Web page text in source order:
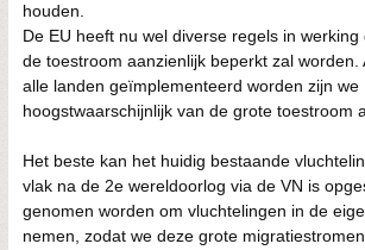
houden.
De EU heeft nu wel diverse regels in
de toestroom aanzienlijk beperkt zal worden.
alle landen geïmplementeerd worden zijn we
hoogstwaarschijnlijk van de grote toestroom
Het beste kan het huidig bestaande
vlak na de 2e wereldoorlog via de VN is
genomen worden om vluchtelingen in de
nemen, zodat we deze grote migratiestromen